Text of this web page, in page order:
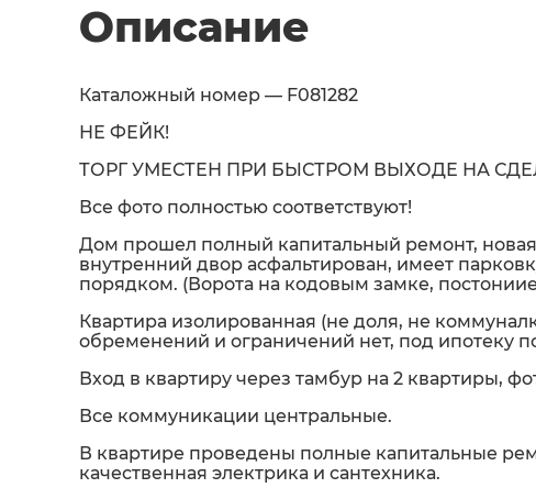
Описание
Каталожный номер — F081282
НЕ ФЕЙК!
ТОРГ УМЕСТЕН ПРИ БЫСТРОМ ВЫХОДЕ НА
Все фото полностью соответствуют!
Дом прошел полный капитальный ремонт,
внутренний двор асфальтирован, имеет
порядком. (Ворота на кодовым замке,
Квартира изолированная (не доля, не
обременений и ограничений нет, под ипотеку
Вход в квартиру через тамбур на 2 квартиры,
Все коммуникации центральные.
В квартире проведены полные капитальные
качественная электрика и сантехника.